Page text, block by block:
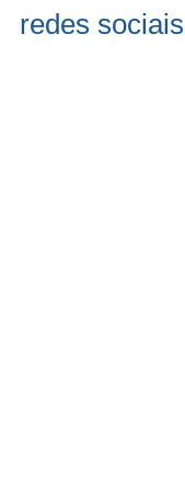
redes